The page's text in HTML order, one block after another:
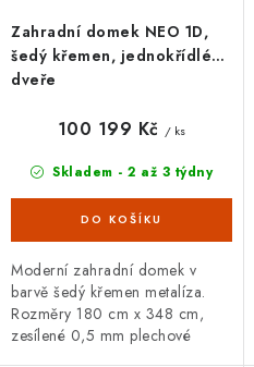
Zahradní domek NEO 1D,
šedý křemen, jednokřídlé
dveře
Skladem - 2 až 3 týdny
100 199 Kč / ks
Moderní zahradní domek v
barvě šedý křemen metalíza.
Rozměry 180 cm x 348 cm,
zesílené 0,5 mm plechové